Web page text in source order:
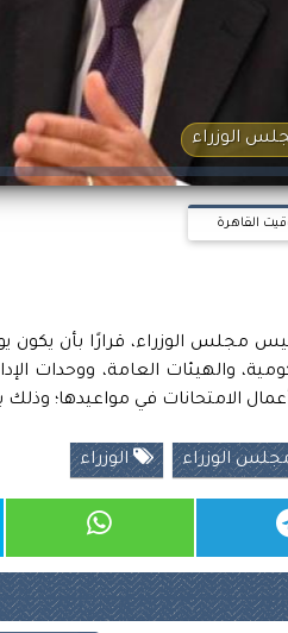
الوزراء
القاهرة
والهيئات العامة، ووحدات
الامتحانات في مواعيدها؛ وذلك
الوزراء الوزراء